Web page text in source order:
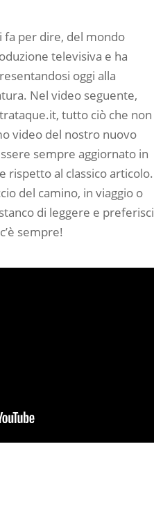
fa per dire, del mondo
televisiva e ha
oggi alla
Nel video seguente,
tutto ciò che non
video del nostro nuovo
sempre aggiornato in
rispetto al classico articolo.
del camino, in viaggio o
di leggere e preferisci
sempre!